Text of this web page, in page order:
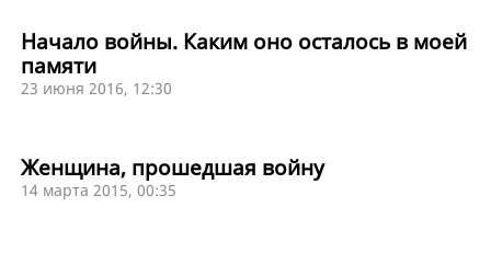
Начало войны. Каким оно осталось в моей
памяти
23 июня 2016, 12:30
Женщина, прошедшая войну
14 марта 2015, 00:35